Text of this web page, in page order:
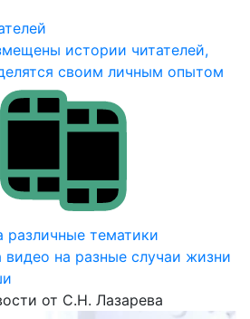
истории читателей,
своим личным опытом
различные тематики
видео на разные случаи жизни
от С.Н. Лазарева